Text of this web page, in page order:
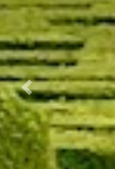
Prec.